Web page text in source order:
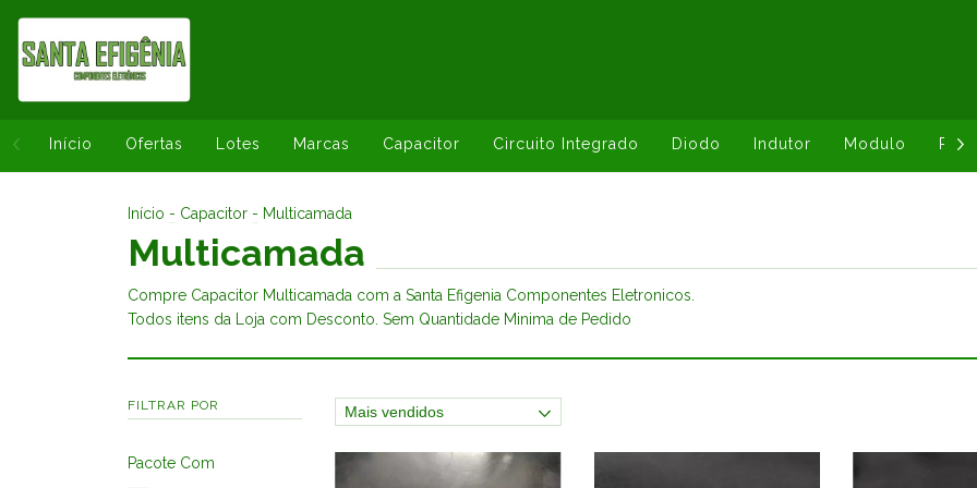
Início Ofertas Lotes Marcas Capacitor Circuito Integrado Diodo Indutor Modulo
Início - Capacitor - Multicamada
Multicamada
Compre Capacitor Multicamada com a Santa Efigenia Componentes Eletronicos.
Todos itens da Loja com Desconto. Sem Quantidade Minima de Pedido
FILTRAR POR
Pacote Com